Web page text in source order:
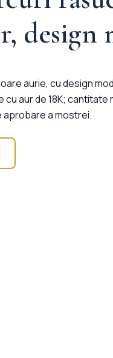
design
aurie, cu design
cu aur de 18K; cantitate
aprobare a mostrei.